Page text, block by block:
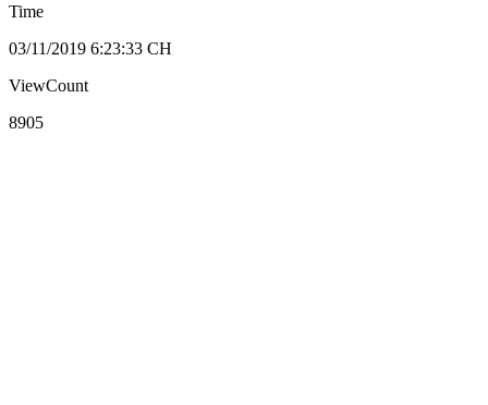
Time
03/11/2019 6:23:33 CH
ViewCount
8905